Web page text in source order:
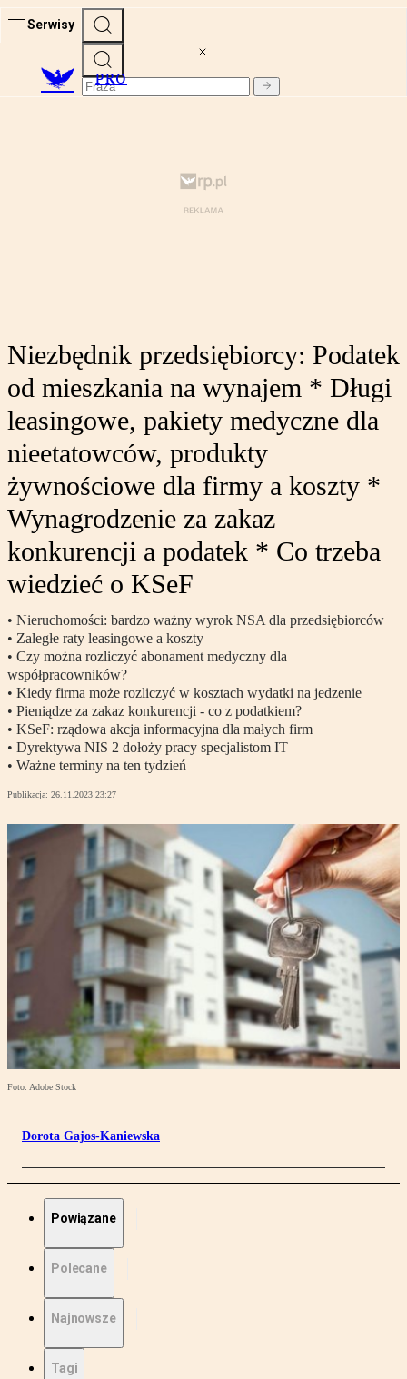
Serwisy
PRO
Niezbędnik przedsiębiorcy: Podatek
od mieszkania na wynajem * Długi
leasingowe, pakiety medyczne dla
nieetatowców, produkty
żywnościowe dla firmy a koszty *
Wynagrodzenie za zakaz
konkurencji a podatek * Co trzeba
wiedzieć o KSeF
• Nieruchomości: bardzo ważny wyrok NSA dla przedsiębiorców
• Zaległe raty leasingowe a koszty
• Czy można rozliczyć abonament medyczny dla
współpracowników?
• Kiedy firma może rozliczyć w kosztach wydatki na jedzenie
• Pieniądze za zakaz konkurencji - co z podatkiem?
• KSeF: rządowa akcja informacyjna dla małych firm
• Dyrektywa NIS 2 dołoży pracy specjalistom IT
• Ważne terminy na ten tydzień
Publikacja: 26.11.2023 23:27
Foto: Adobe Stock
Dorota Gajos-Kaniewska
Powiązane
Polecane
Najnowsze
Tagi